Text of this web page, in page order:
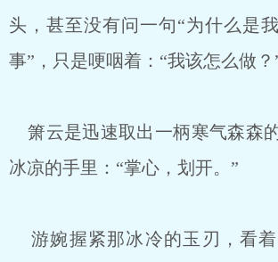
头，甚至没有问一句“为什么是
事”，只是哽咽着：“我该怎么做？
箫云是迅速取出一柄寒气森森
冰凉的手里：“掌心，划开。”
游婉握紧那冰冷的玉刃，看